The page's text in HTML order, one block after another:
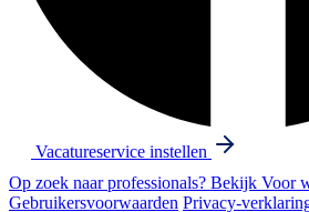
Vacatureservice instellen
Op zoek naar professionals? Bekijk Voor
Gebruikersvoorwaarden Privacy-